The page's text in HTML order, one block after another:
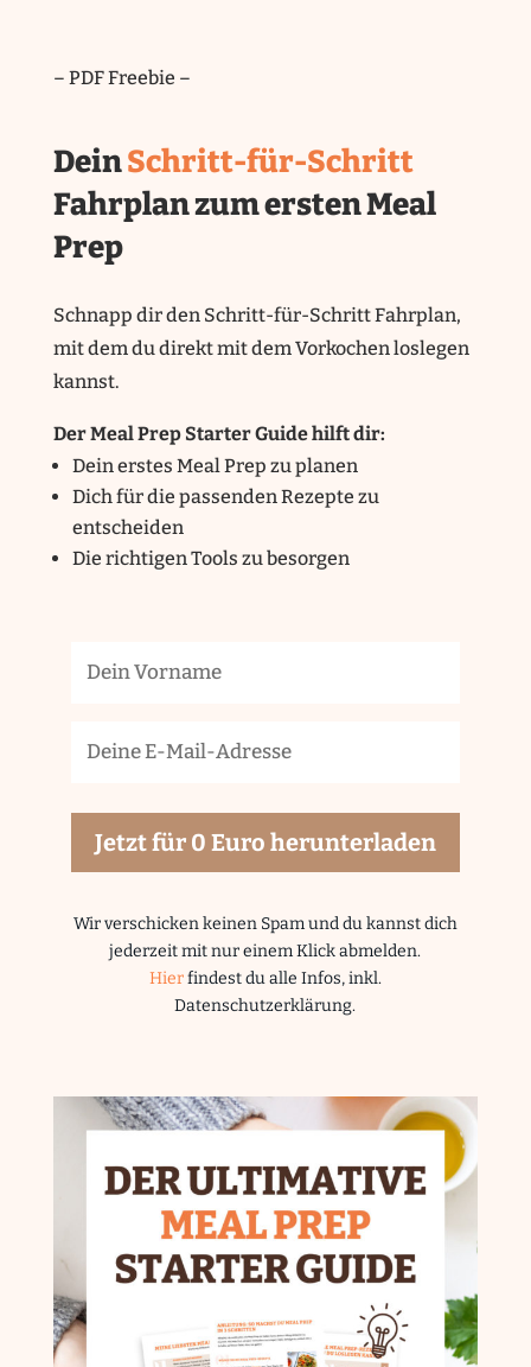
– PDF Freebie –
DeinSchritt-für-Schritt
Fahrplan zum ersten Meal
Prep
Schnapp dir den Schritt-für-Schritt Fahrplan,
mit dem du direkt mit dem Vorkochen loslegen
kannst.
Der Meal Prep Starter Guide hilft dir:
Dein erstes Meal Prep zu planen
Dich für die passenden Rezepte zu
entscheiden
Die richtigen Tools zu besorgen
Jetzt für 0 Euro herunterladen
Wir verschicken keinen Spam und du kannst dich
jederzeit mit nur einem Klick abmelden.
Hierfindest du alle Infos, inkl.
Datenschutzerklärung.